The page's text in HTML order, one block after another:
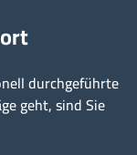
durchgeführte
geht, sind Sie